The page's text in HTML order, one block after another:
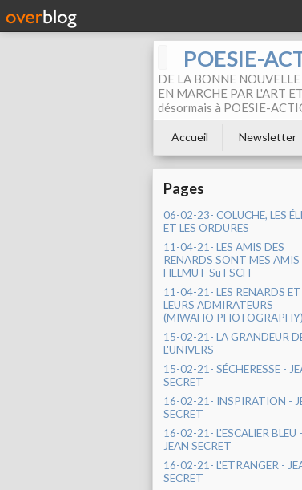
POESIE-
DE LA BONNE
EN MARCHE PAR L'ART
désormais à POESIE-
Accueil Newsletter
Pages
06-02-23- COLUCHE, LES
ET LES ORDURES
11-04-21- LES AMIS DES
RENARDS SONT MES AMIS
HELMUT SüTSCH
11-04-21- LES RENARDS ET
LEURS ADMIRATEURS
(MIWAHO PHOTOGRAPHY)
15-02-21- LA GRANDEUR
L'UNIVERS
15-02-21- SÉCHERESSE -
SECRET
16-02-21- INSPIRATION -
SECRET
16-02-21- L'ESCALIER BLEU -
JEAN SECRET
16-02-21- L'ETRANGER -
SECRET